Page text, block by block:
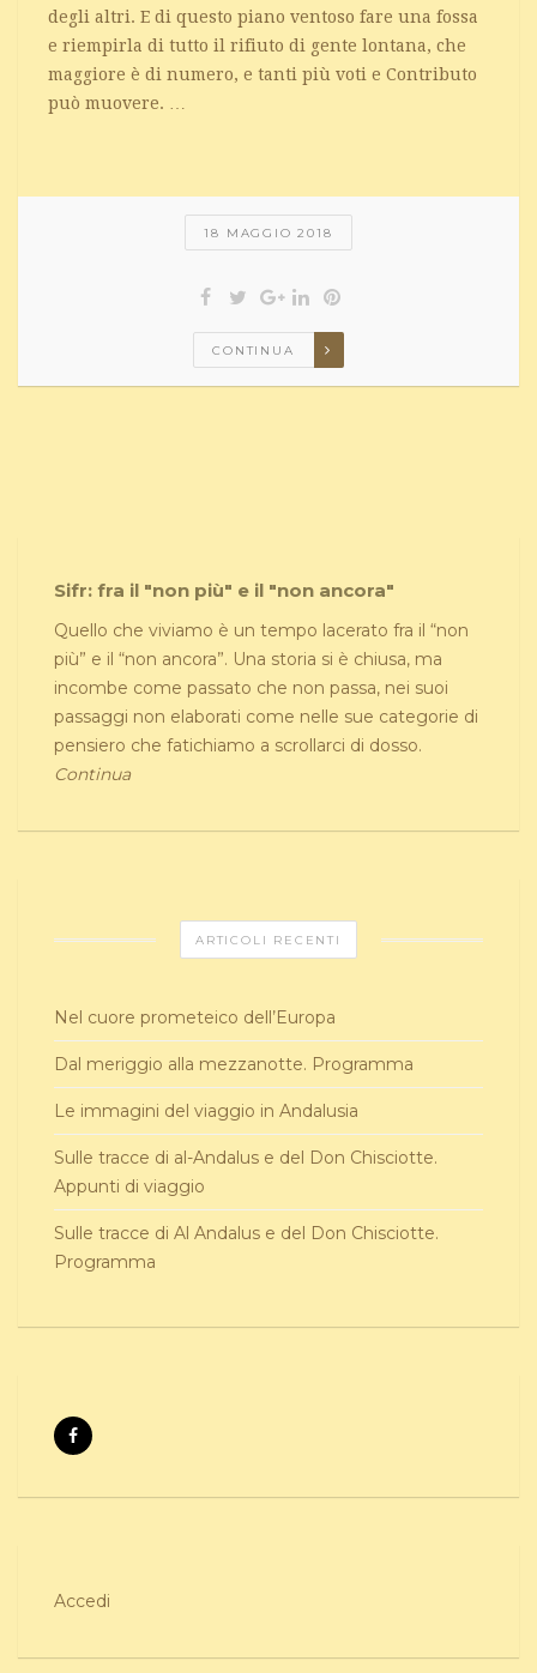
degli altri. E di questo piano ventoso fare una fossa
e riempirla di tutto il rifiuto di gente lontana, che
maggiore è di numero, e tanti più voti e Contributo
può muovere. …
18 MAGGIO 2018
CONTINUA
Sifr: fra il "non più" e il "non ancora"
Quello che viviamo è un tempo lacerato fra il “non
più” e il “non ancora”. Una storia si è chiusa, ma
incombe come passato che non passa, nei suoi
passaggi non elaborati come nelle sue categorie di
pensiero che fatichiamo a scrollarci di dosso.
Continua
ARTICOLI RECENTI
Nel cuore prometeico dell’Europa
Dal meriggio alla mezzanotte. Programma
Le immagini del viaggio in Andalusia
Sulle tracce di al-Andalus e del Don Chisciotte.
Appunti di viaggio
Sulle tracce di Al Andalus e del Don Chisciotte.
Programma
Accedi